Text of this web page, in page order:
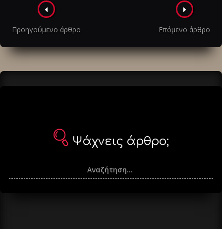
Πλοήγηση
στα
άρθρα
Προηγούμενο άρθρο Επόμενο άρθρο
Ψάχνεις άρθρο;